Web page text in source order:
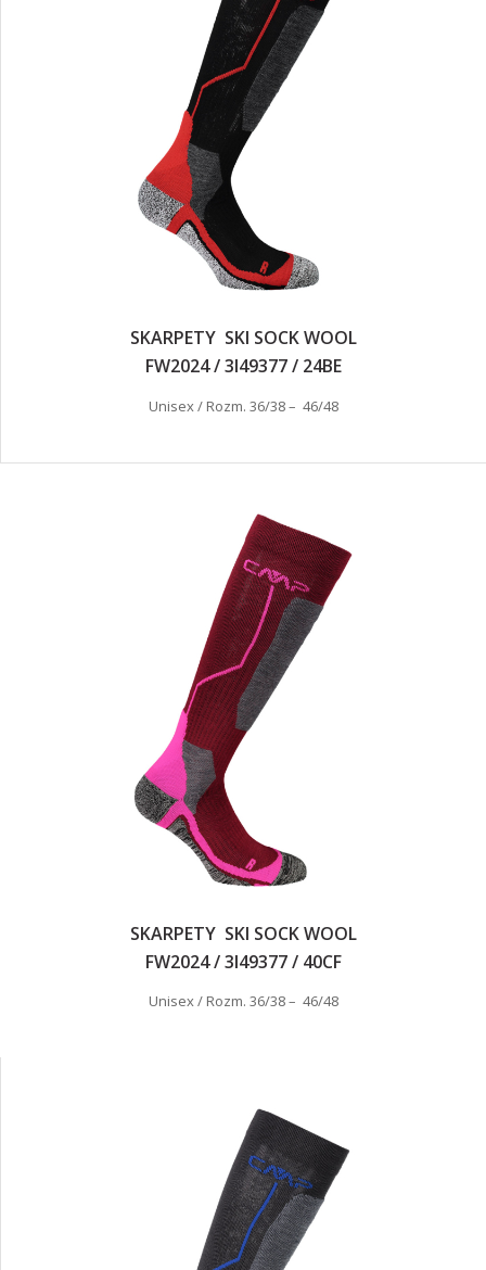
SKARPETY SKI SOCK WOOL
FW2024 / 3I49377 / 24BE
Unisex / Rozm. 36/38 – 46/48
SKARPETY SKI SOCK WOOL
FW2024 / 3I49377 / 40CF
Unisex / Rozm. 36/38 – 46/48